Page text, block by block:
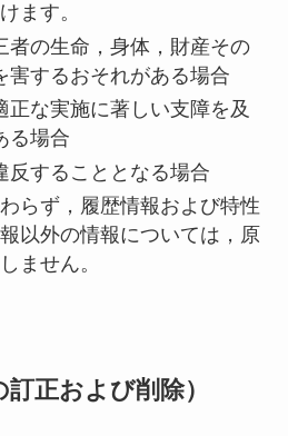
ます。
者の生命，身体，財産その
害するおそれがある場合
正な実施に著しい支障を及
る場合
反することとなる場合
らず，履歴情報および特性
以外の情報については，原
ません。
正および削除）